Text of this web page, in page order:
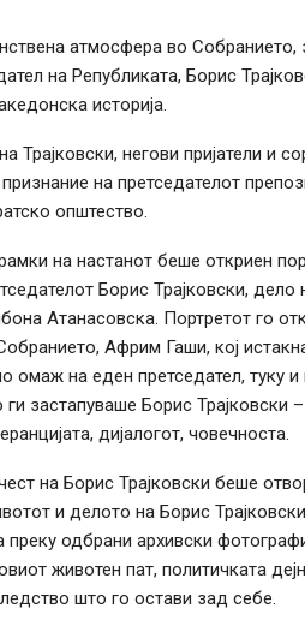
атмосфера во Собранието,
на Републиката, Борис
историја.
Трајковски, негови пријатели и
на претседателот
општество.
на настанот беше откриен
Борис Трајковски, дело
Атанасовска. Портретот го
Африм Гаши, кој
омаж на еден претседател, туку и
ги застапуваше Борис Трајковски
дијалогот, човечноста.
на Борис Трајковски беше
и делото на Борис
преку одбрани архивски
животен пат, политичката
што го остави зад себе.